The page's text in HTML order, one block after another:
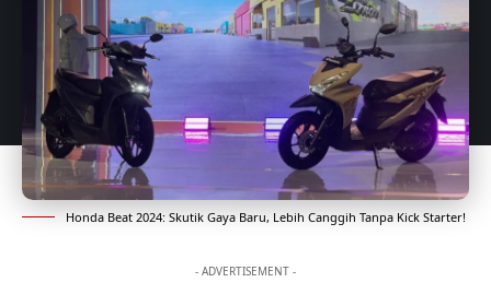
Honda Beat 2024: Skutik Gaya Baru, Lebih Canggih Tanpa Kick Starter!
- ADVERTISEMENT -